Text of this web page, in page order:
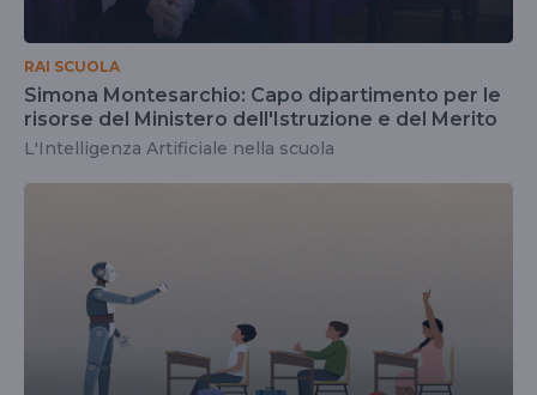
RAI SCUOLA
Simona Montesarchio: Capo dipartimento per le
risorse del Ministero dell'Istruzione e del Merito
L'Intelligenza Artificiale nella scuola